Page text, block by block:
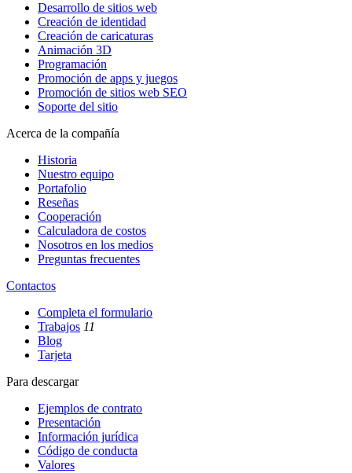
Desarrollo de sitios web
Creación de identidad
Creación de caricaturas
Animación 3D
Programación
Promoción de apps y juegos
Promoción de sitios web SEO
Soporte del sitio
Acerca de la compañía
Historia
Nuestro equipo
Portafolio
Reseñas
Cooperación
Calculadora de costos
Nosotros en los medios
Preguntas frecuentes
Contactos
Completa el formulario
Trabajos 11
Blog
Tarjeta
Para descargar
Ejemplos de contrato
Presentación
Información jurídica
Código de conducta
Valores